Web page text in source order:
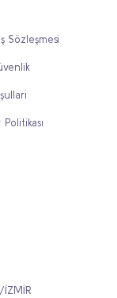
Sözleşmesi
İZMİR